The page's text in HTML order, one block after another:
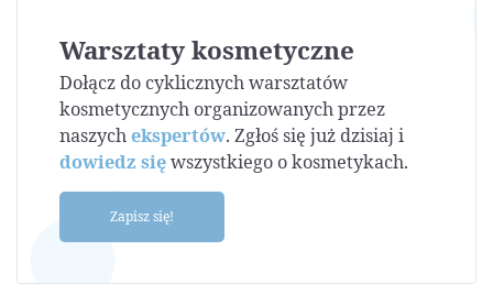
Warsztaty kosmetyczne
Dołącz do cyklicznych warsztatów
kosmetycznych organizowanych przez
naszychekspertów. Zgłoś się już dzisiaj i
dowiedz sięwszystkiego o kosmetykach.
Zapisz się!